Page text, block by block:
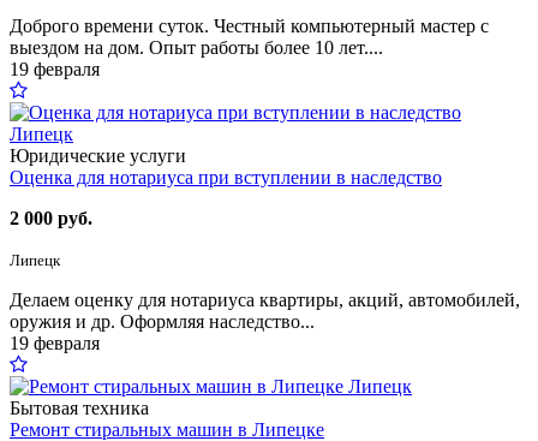
Доброго времени суток. Честный компьютерный мастер с
выездом на дом. Опыт работы более 10 лет....
19 февраля
Юридические услуги
Оценка для нотариуса при вступлении в наследство
2 000 руб.
Липецк
Делаем оценку для нотариуса квартиры, акций, автомобилей,
оружия и др. Оформляя наследство...
19 февраля
Бытовая техника
Ремонт стиральных машин в Липецке